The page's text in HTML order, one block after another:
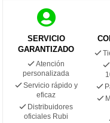
SERVICIO
GARANTIZADO
Atención
personalizada
Servicio rápido y
eficaz
Distribuidores
oficiales Rubi